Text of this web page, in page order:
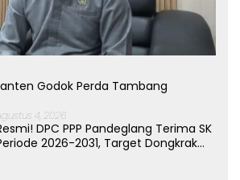
Godok Perda Tambang
4, 2026
DPC PPP Pandeglang Terima SK
2026-2031, Target Dongkrak